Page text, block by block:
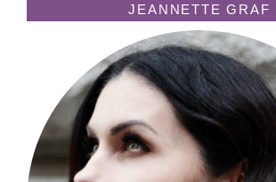
JEANNETTE GRAF